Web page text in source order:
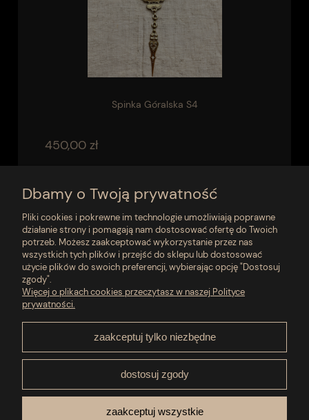
Spinka Góralska S4
450,00 zł
« 1 2 »
Moje konto
Płatności i dostawa
Pomoc
O nas
Dbamy o Twoją prywatność
Pliki cookies i pokrewne im technologie umożliwiają poprawne
działanie strony i pomagają nam dostosować ofertę do Twoich
potrzeb. Możesz zaakceptować wykorzystanie przez nas
wszystkich tych plików i przejść do sklepu lub dostosować
użycie plików do swoich preferencji, wybierając opcję "Dostosuj
zgody".
Więcej o plikach cookies przeczytasz w naszej Polityce
prywatności.
zaakceptuj tylko niezbędne
dostosuj zgody
zaakceptuj wszystkie